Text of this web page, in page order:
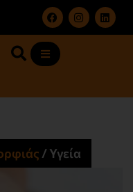
/Υγεία